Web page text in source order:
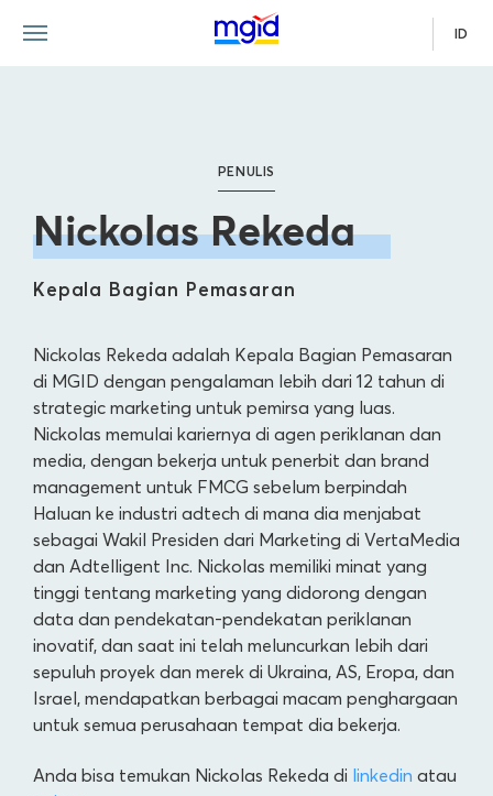
ID
PENULIS
Nickolas Rekeda
Kepala Bagian Pemasaran
Nickolas Rekeda adalah Kepala Bagian Pemasaran
di MGID dengan pengalaman lebih dari 12 tahun di
strategic marketing untuk pemirsa yang luas.
Nickolas memulai kariernya di agen periklanan dan
media, dengan bekerja untuk penerbit dan brand
management untuk FMCG sebelum berpindah
Haluan ke industri adtech di mana dia menjabat
sebagai Wakil Presiden dari Marketing di VertaMedia
dan Adtelligent Inc. Nickolas memiliki minat yang
tinggi tentang marketing yang didorong dengan
data dan pendekatan-pendekatan periklanan
inovatif, dan saat ini telah meluncurkan lebih dari
sepuluh proyek dan merek di Ukraina, AS, Eropa, dan
Israel, mendapatkan berbagai macam penghargaan
untuk semua perusahaan tempat dia bekerja.
Anda bisa temukan Nickolas Rekeda di linkedin atau